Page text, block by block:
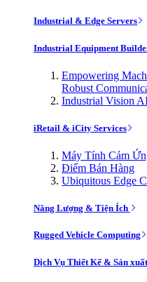
Industrial & Edge Servers
Industrial Equipment
Empowering
Robust
Industrial Vision
iRetail & iCity Services
Máy Tính Cảm
Điểm Bán Hàng
Ubiquitous Edge
Năng Lượng & Tiện Ích
Rugged Vehicle Computing
Dịch Vụ Thiết Kế & Sản xuất